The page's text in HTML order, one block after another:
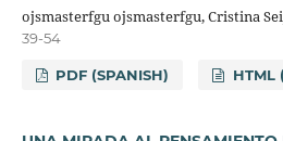
ojsmasterfgu ojsmasterfgu, Cristina
39-54
PDF (SPANISH) HTML